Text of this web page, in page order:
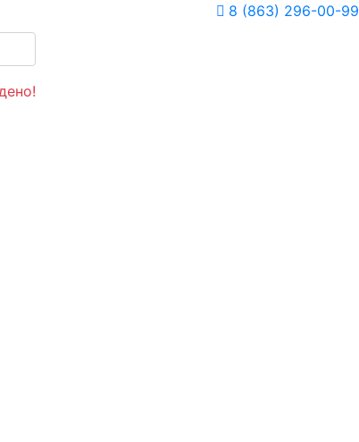
8 (863) 296-00-99